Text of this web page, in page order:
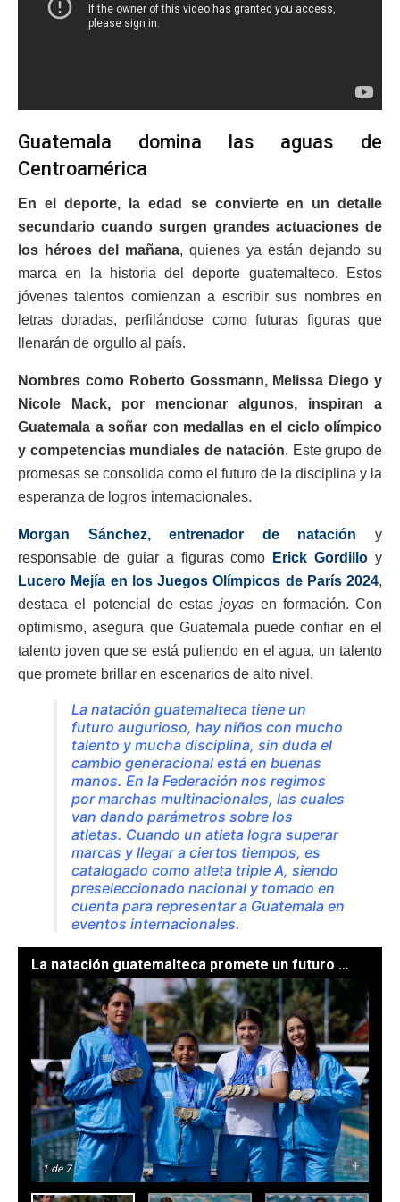
Guatemala domina las aguas de
Centroamérica
En el deporte, la edad se convierte en un detalle
secundario cuando surgen grandes actuaciones de
los héroes del mañana, quienes ya están dejando su
marca en la historia del deporte guatemalteco. Estos
jóvenes talentos comienzan a escribir sus nombres en
letras doradas, perfilándose como futuras figuras que
llenarán de orgullo al país.
Nombres como Roberto Gossmann, Melissa Diego y
Nicole Mack, por mencionar algunos, inspiran a
Guatemala a soñar con medallas en el ciclo olímpico
y competencias mundiales de natación. Este grupo de
promesas se consolida como el futuro de la disciplina y la
esperanza de logros internacionales.
Morgan Sánchez, entrenador de natación y
responsable de guiar a figuras como
Erick Gordillo y
Lucero Mejía en los Juegos Olímpicos de París 2024,
destaca el potencial de estasjoyas en formación. Con
optimismo, asegura que Guatemala puede confiar en el
talento joven que se está puliendo en el agua, un talento
que promete brillar en escenarios de alto nivel.
La natación guatemalteca tiene un
futuro augurioso, hay niños con mucho
talento y mucha disciplina, sin duda el
cambio generacional está en buenas
manos. En la Federación nos regimos
por marchas multinacionales, las cuales
van dando parámetros sobre los
atletas. Cuando un atleta logra superar
marcas y llegar a ciertos tiempos, es
catalogado como atleta triple A, siendo
preseleccionado nacional y tomado en
cuenta para representar a Guatemala en
eventos internacionales.
La natación guatemalteca promete un futuro dorado. // Foto: Gilber García.
1 de 7 - +